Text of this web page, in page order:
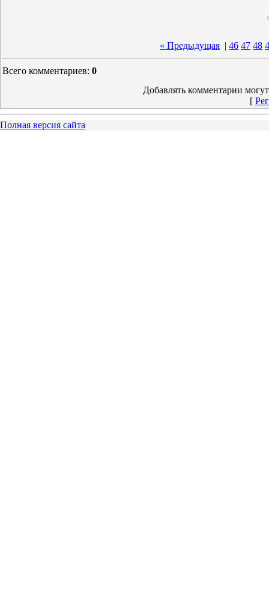
« Предыдущая | 46 47 48
Всего комментариев: 0
Добавлять комментарии
[
Полная версия сайта